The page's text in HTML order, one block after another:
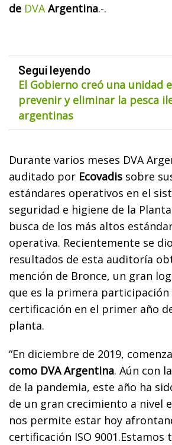
de DVAArgentina.-.
Seguí leyendo
El Gobierno creó una unidad
prevenir y eliminar la pesca
argentinas
Durante varios meses DVA
auditado por Ecovadis sobre
estándares operativos en el
seguridad e higiene de la
busca de los más altos
operativa. Recientemente se
resultados de esta auditoría
mención de Bronce, un gran
que es la primera participación
certificación en el primer año
planta.
“En diciembre de 2019,
como DVA Argentina. Aún con
de la pandemia, este año ha
de un gran crecimiento a nivel
nos permite estar hoy
certificación ISO 9001.Estamos